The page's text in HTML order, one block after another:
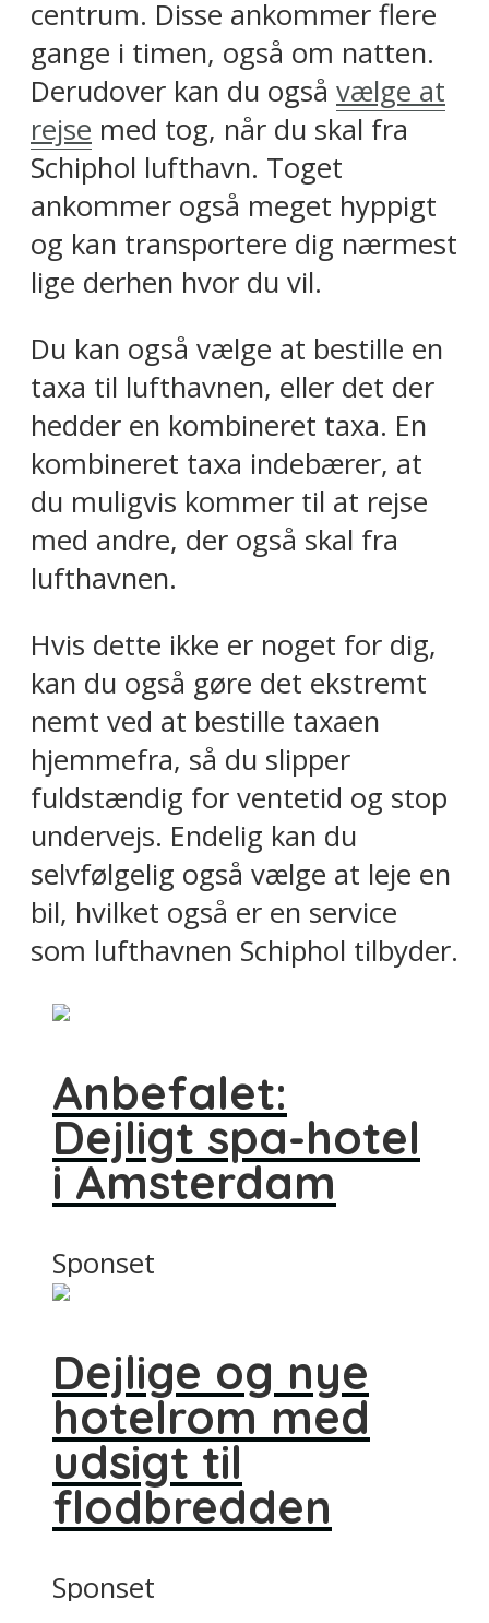
centrum. Disse ankommer flere
gange i timen, også om natten.
Derudover kan du også vælge at
rejse med tog, når du skal fra
Schiphol lufthavn. Toget
ankommer også meget hyppigt
og kan transportere dig nærmest
lige derhen hvor du vil.
Du kan også vælge at bestille en
taxa til lufthavnen, eller det der
hedder en kombineret taxa. En
kombineret taxa indebærer, at
du muligvis kommer til at rejse
med andre, der også skal fra
lufthavnen.
Hvis dette ikke er noget for dig,
kan du også gøre det ekstremt
nemt ved at bestille taxaen
hjemmefra, så du slipper
fuldstændig for ventetid og stop
undervejs. Endelig kan du
selvfølgelig også vælge at leje en
bil, hvilket også er en service
som lufthavnen Schiphol tilbyder.
Anbefalet:
Dejligt spa-hotel
i Amsterdam
Sponset
Dejlige og nye
hotelrom med
udsigt til
flodbredden
Sponset